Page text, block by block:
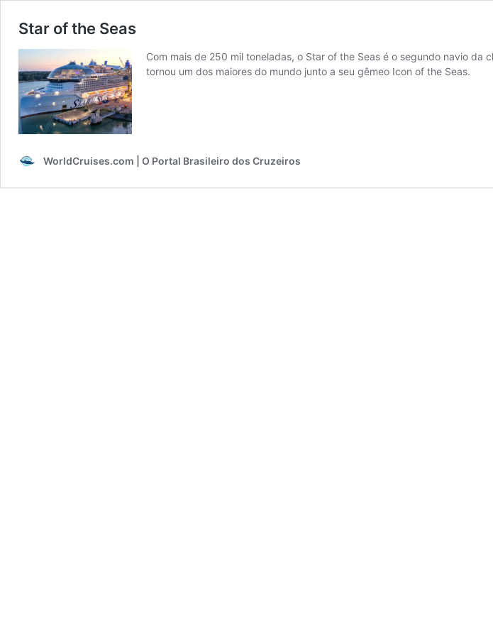
Star of the Seas
Com mais de 250 mil toneladas, o Star of the Seas é o segundo navio
tornou um dos maiores do mundo junto a seu gêmeo Icon of the Seas.
WorldCruises.com | O Portal Brasileiro dos Cruzeiros